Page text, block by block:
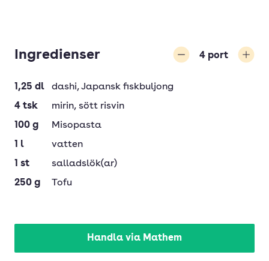
Ingredienser 4 port
1,25 dl dashi, Japansk fiskbuljong
4 tsk mirin, sött risvin
100 g
Misopasta
1 l
vatten
1 st
salladslök(ar)
250 g Tofu
Handla via Mathem